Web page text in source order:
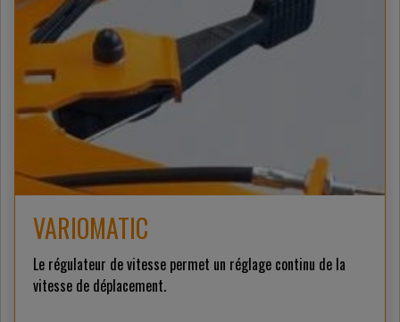
VARIOMATIC
Le régulateur de vitesse permet un réglage continu de la
vitesse de déplacement.